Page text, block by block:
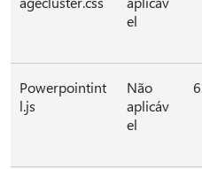
el
Powerpointint
l.js
Não
aplicáv
el